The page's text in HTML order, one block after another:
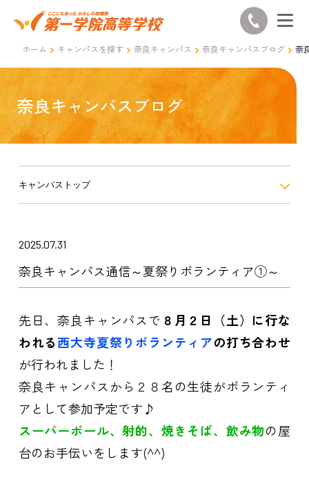
ホーム キャンパスを探す 奈良キャンパス 奈良キャンパスブログ 奈
奈良キャンパスブログ
キャンパストップ
2025.07.31
奈良キャンパス通信～夏祭りボランティア①～
先日、奈良キャンパスで ８月２日（土）に行な
われる西大寺夏祭りボランティアの打ち合わせ
が行われました！
奈良キャンパスから２８名の生徒がボランティ
アとして参加予定です♪
スーパーボール、射的、焼きそば、飲み物の屋
台のお手伝いをします(^^)